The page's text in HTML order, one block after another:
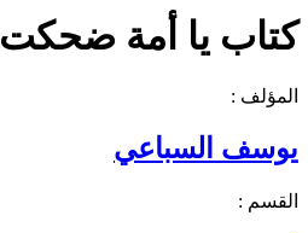
كتاب يا أمة ضحكت PDF
المؤلف :
يوسف السباعي
القسم :